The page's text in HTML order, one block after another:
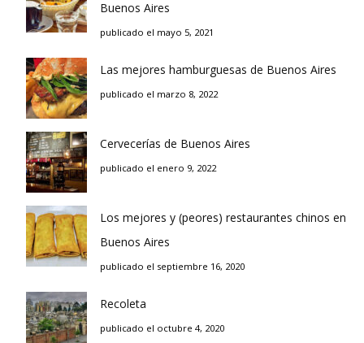
Buenos Aires
publicado el mayo 5, 2021
Las mejores hamburguesas de Buenos Aires
publicado el marzo 8, 2022
Cervecerías de Buenos Aires
publicado el enero 9, 2022
Los mejores y (peores) restaurantes chinos en
Buenos Aires
publicado el septiembre 16, 2020
Recoleta
publicado el octubre 4, 2020